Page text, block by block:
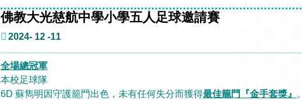
佛教大光慈航中學小學五人足球邀請賽
2024- 12 -11
全場總冠軍
本校足球隊
6D 蘇雋明因守護籠門出色，未有任何失分而獲得最佳籠門『金手套獎』
。